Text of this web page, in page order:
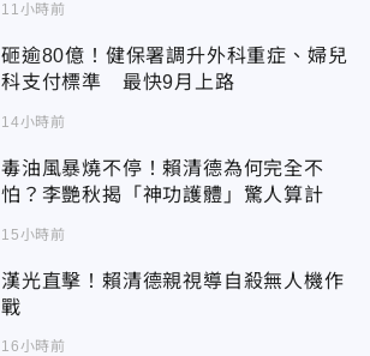
11小時前
砸逾80億！健保署調升外科重症、婦兒
科支付標準 最快9月上路
14小時前
毒油風暴燒不停！賴清德為何完全不
怕？李艷秋揭「神功護體」驚人算計
15小時前
漢光直擊！賴清德親視導自殺無人機作
戰
16小時前